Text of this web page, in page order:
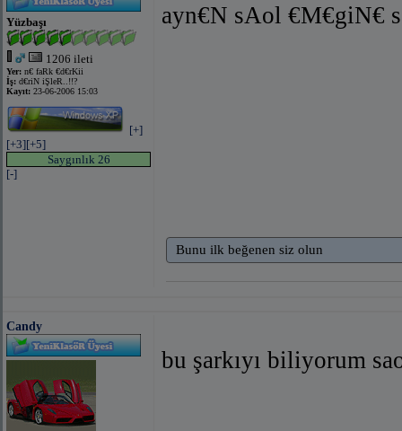
Yüzbaşı
1206 ileti
Yer: n€ faRk €d€rKii
İş: d€riN iŞleR..!!?
Kayıt: 23-06-2006 15:03
[+]
[+3][+5]
Saygınlık 26
[-]
ayn€N sAol €M€giN€
Bunu ilk beğenen siz olun
Candy
bu şarkıyı biliyorum